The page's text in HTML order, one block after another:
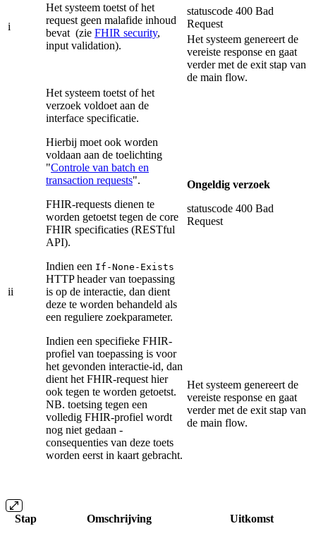
i
Het systeem toetst of het
request geen malafide inhoud
bevat (zie FHIR security,
input validation).
statuscode 400 Bad
Request
Het systeem genereert de
vereiste response en gaat
verder met de exit stap van
de main flow.
ii
Het systeem toetst of het
verzoek voldoet aan de
interface specificatie.
Hierbij moet ook worden
voldaan aan de toelichting
"Controle van batch en
transaction requests".
FHIR-requests dienen te
worden getoetst tegen de core
FHIR specificaties (RESTful
API).
Indien een If-None-Exists
HTTP header van toepassing
is op de interactie, dan dient
deze te worden behandeld als
een reguliere zoekparameter.
Indien een specifieke FHIR-
profiel van toepassing is voor
het gevonden interactie-id, dan
dient het FHIR-request hier
ook tegen te worden getoetst.
NB. toetsing tegen een
volledig FHIR-profiel wordt
nog niet gedaan -
consequenties van deze toets
worden eerst in kaart gebracht.
Ongeldig verzoek
statuscode 400 Bad
Request
Het systeem genereert de
vereiste response en gaat
verder met de exit stap van
de main flow.
Stap Omschrijving Uitkomst